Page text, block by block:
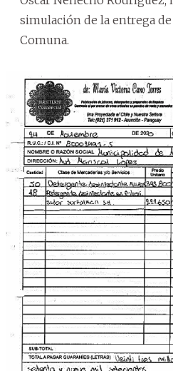
simulación de la entrega
Comuna.